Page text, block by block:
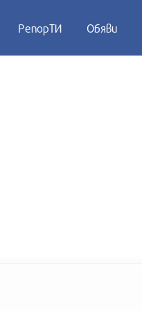
РепорТИ Обяви